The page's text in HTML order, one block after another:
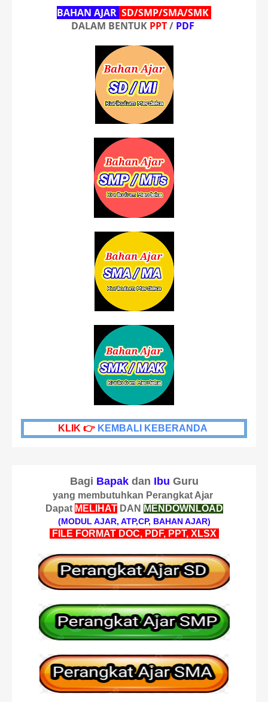
BAHAN AJAR SD/SMP/SMA/SMK
DALAM BENTUK PPT/ PDF
KLIK 👉 KEMBALI KEBERANDA
Bagi Bapakdan Ibu Guru
yang membutuhkan Perangkat Ajar
Dapat MELIHATDAN MENDOWNLOAD
(MODUL AJAR, ATP,CP, BAHAN AJAR)
FILE FORMAT DOC, PDF, PPT, XLSX